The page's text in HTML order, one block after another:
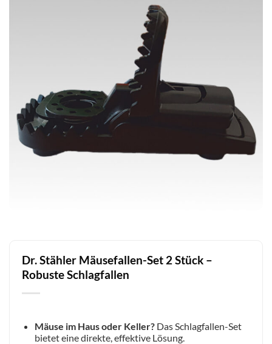
Dr. Stähler Mäusefallen-Set 2 Stück –
Robuste Schlagfallen
Mäuse im Haus oder Keller?Das Schlagfallen-Set
bietet eine direkte, effektive Lösung.